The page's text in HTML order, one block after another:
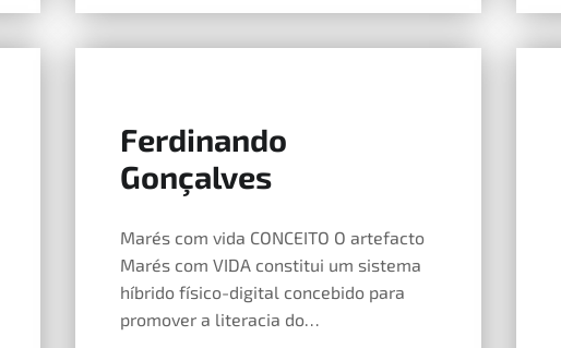
Ferdinando
Gonçalves
Marés com vida CONCEITO O artefacto
Marés com VIDA constitui um sistema
híbrido físico-digital concebido para
promover a literacia do…
14 de Maio, 2026